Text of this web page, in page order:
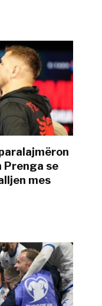
se
mes